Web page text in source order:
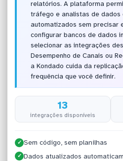
relatórios. A plataforma
tráfego e analistas de dados
automatizados sem precisar
configurar bancos de dados
selecionar as integrações
Desempenho de Canais ou
a Kondado cuida da
frequência que você definir.
13
integrações disponíveis
✓ Sem código, sem planilhas
✓ Dados atualizados